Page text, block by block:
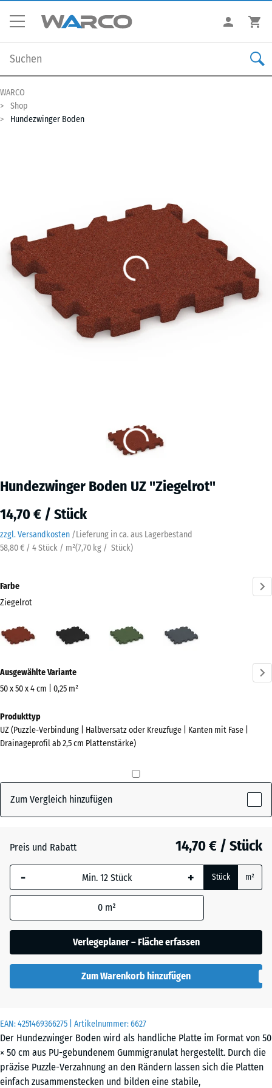
WARCO
Shop
Hundezwinger Boden
Hundezwinger Boden UZ "Ziegelrot"
14,70 € / Stück
zzgl. Versandkosten /Lieferung in ca. aus Lagerbestand
58,80 € / 4 Stück / m²(7,70 kg / Stück)
EAN:4251469366275 | Artikelnummer:6627
Der Hundezwinger Boden wird als handliche Platte im Format von 50
× 50 cm aus PU-gebundenem Gummigranulat hergestellt. Durch die
präzise Puzzle-Verzahnung an den Rändern lassen sich die Platten
einfach zusammenstecken und bilden eine stabile,
Farbe
Ziegelrot
(active)
Informationen
zu
Farben?
Farbpalette
Ziegelrot(active)
+ 0,50 €
Ausgewählte Variante
50 x 50 x 4 cm | 0,25 m²
Abmessungen
für
den
x
540
Die gewählte, blau
umrandete
Abmessung wird
Produktdaten nicht
anders angegeben)
für die
Bedarfsberechnung
x
50
x 4
cm
|
Produkttyp
UZ (Puzzle-Verbindung | Halbversatz oder Kreuzfuge | Kanten mit Fase |
Drainageprofil ab 2,5 cm Plattenstärke)
Zum Vergleich hinzufügen
Preis und Rabatt 14,70 € / Stück
- + Stück m²
0 m²
Verlegeplaner – Fläche erfassen
Zum Warenkorb hinzufügen